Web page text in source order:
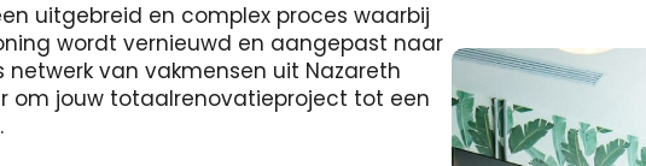
uitgebreid en complex proces waarbij
wordt vernieuwd en aangepast naar
netwerk van vakmensen uit Nazareth
om jouw totaalrenovatieproject tot een